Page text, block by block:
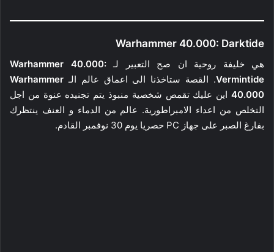
Warhammer 40.000: Darktide
هي خليفة روحية ان صح التعبير لـWarhammer 40.000:
Vermintide. القصة ستاخذنا الى اعماق عالم الـ Warhammer
40.000 اين عليك تقمص شخصية منبوذ يتم تجنيده عنوة من اجل
التخلص من اعداء الامبراطورية. عالم من الدماء و العنف ينتظرك
بفارغ الصبر على جهاز PC حصريا يوم 30 نوفمبر القادم.